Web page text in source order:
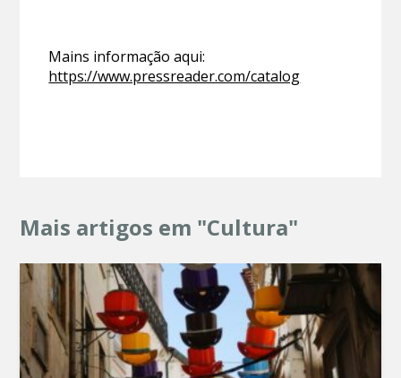
Mains informação aqui:
https://www.pressreader.com/catalog
Mais artigos em "Cultura"